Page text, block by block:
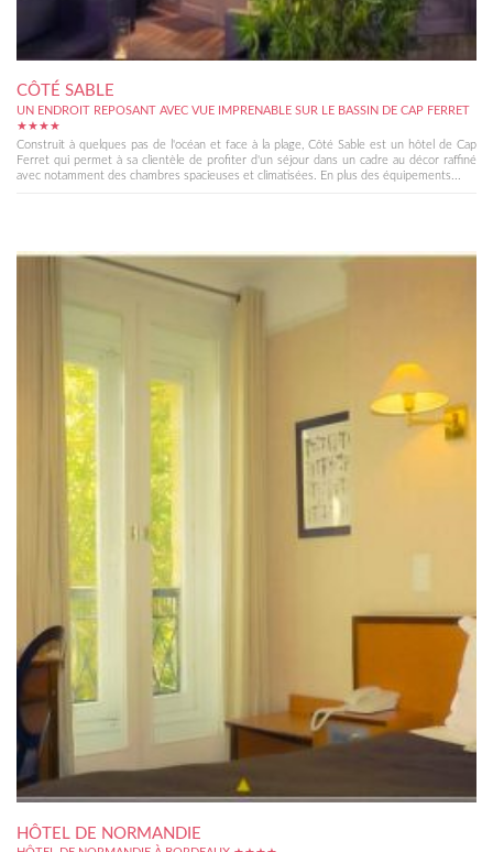
CÔTÉ SABLE
UN ENDROIT REPOSANT AVEC VUE IMPRENABLE SUR LE BASSIN DE CAP FERRET
★★★★
Construit à quelques pas de l'océan et face à la plage, Côté Sable est un hôtel de Cap
Ferret qui permet à sa clientèle de profiter d'un séjour dans un cadre au décor raffiné
avec notamment des chambres spacieuses et climatisées. En plus des équipements...
HÔTEL DE NORMANDIE